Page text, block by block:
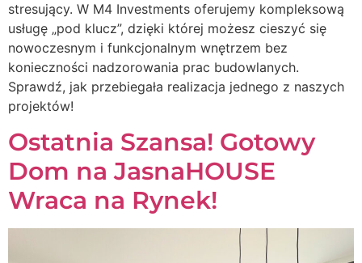
stresujący. W M4 Investments oferujemy kompleksową
usługę „pod klucz”, dzięki której możesz cieszyć się
nowoczesnym i funkcjonalnym wnętrzem bez
konieczności nadzorowania prac budowlanych.
Sprawdź, jak przebiegała realizacja jednego z naszych
projektów!
Ostatnia Szansa! Gotowy
Dom na JasnaHOUSE
Wraca na Rynek!